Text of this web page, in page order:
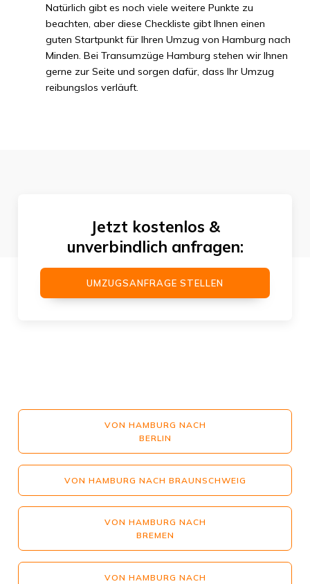
Natürlich gibt es noch viele weitere Punkte zu
beachten, aber diese Checkliste gibt Ihnen einen
guten Startpunkt für Ihren Umzug von Hamburg nach
Minden. Bei Transumzüge Hamburg stehen wir Ihnen
gerne zur Seite und sorgen dafür, dass Ihr Umzug
reibungslos verläuft.
Jetzt kostenlos &
unverbindlich anfragen:
UMZUGSANFRAGE STELLEN
VON HAMBURG NACH
BERLIN
VON HAMBURG NACH BRAUNSCHWEIG
VON HAMBURG NACH
BREMEN
VON HAMBURG NACH